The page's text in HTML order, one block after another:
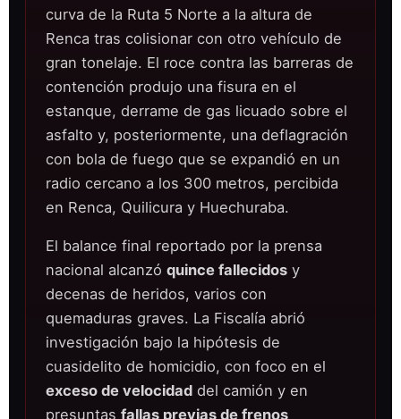
curva de la Ruta 5 Norte a la altura de
Renca tras colisionar con otro vehículo de
gran tonelaje. El roce contra las barreras de
contención produjo una fisura en el
estanque, derrame de gas licuado sobre el
asfalto y, posteriormente, una deflagración
con bola de fuego que se expandió en un
radio cercano a los 300 metros, percibida
en Renca, Quilicura y Huechuraba.
El balance final reportado por la prensa
nacional alcanzó quince fallecidos y
decenas de heridos, varios con
quemaduras graves. La Fiscalía abrió
investigación bajo la hipótesis de
cuasidelito de homicidio, con foco en el
exceso de velocidad del camión y en
presuntas fallas previas de frenos